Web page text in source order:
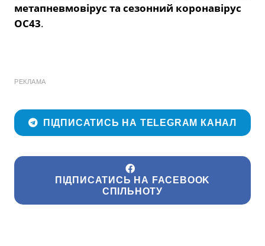
метапневмовірус та сезонний коронавірус
OC43.
РЕКЛАМА
ПІДПИСАТИСЬ НА TELEGRAM КАНАЛ
ПІДПИСАТИСЬ НА FACEBOOK
СПІЛЬНОТУ